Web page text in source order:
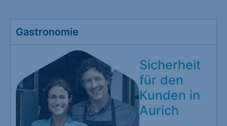
Gastronomie
Sicherheit
für den
Kunden in
Aurich